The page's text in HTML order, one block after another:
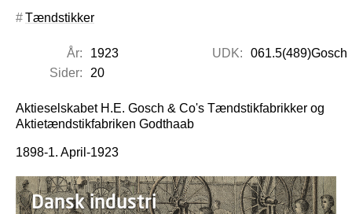
Tændstikker
År:
1923
Sider:
20
UDK: 061.5(489)Gosch
Aktieselskabet H.E. Gosch & Co's Tændstikfabrikker og
Aktietændstikfabriken Godthaab
1898-1. April-1923
Dansk industri